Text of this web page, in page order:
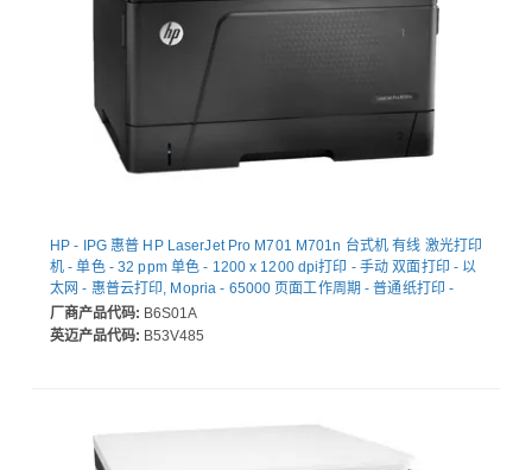
HP - IPG 惠普 HP LaserJet Pro M701 M701n 台式机 有线 激光打印
机 - 单色 - 32 ppm 单色 - 1200 x 1200 dpi打印 - 手动 双面打印 - 以
太网 - 惠普云打印, Mopria - 65000 页面工作周期 - 普通纸打印 -
Fast Ethernet - USB
厂商产品代码: B6S01A
英迈产品代码: B53V485